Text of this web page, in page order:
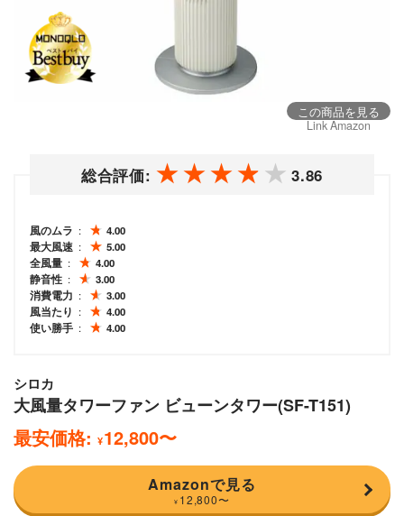
この商品を見る
Link Amazon
総合評価: 3.86
風のムラ
4.00
最大風速
5.00
全風量
4.00
静音性
3.00
消費電力
3.00
風当たり
4.00
使い勝手
4.00
シロカ
大風量タワーファン ビューンタワー(SF-T151)
最安価格: ¥12,800〜
Amazonで見る
¥ 12,800〜